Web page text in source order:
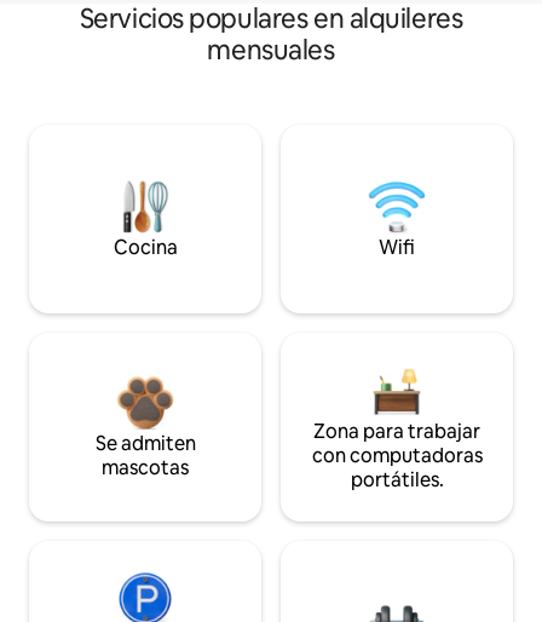
Servicios populares en alquileres
mensuales
Cocina Wifi
Se admiten
mascotas
Zona para trabajar
con computadoras
portátiles.